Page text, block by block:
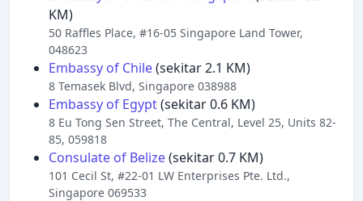
KM)
50 Raffles Place, #16-05 Singapore Land Tower,
048623
Embassy of Chile(sekitar 2.1 KM)
8 Temasek Blvd, Singapore 038988
Embassy of Egypt(sekitar 0.6 KM)
8 Eu Tong Sen Street, The Central, Level 25, Units 82-
85, 059818
Consulate of Belize(sekitar 0.7 KM)
101 Cecil St, #22-01 LW Enterprises Pte. Ltd.,
Singapore 069533